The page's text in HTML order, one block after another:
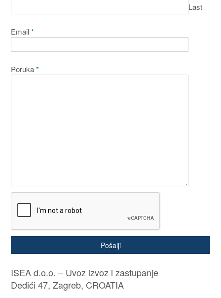
Last
Email*
Poruka*
Pošalji
ISEA d.o.o. – Uvoz izvoz i zastupanje
Dedići 47, Zagreb, CROATIA